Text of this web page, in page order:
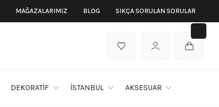
MAĞAZALARIMIZ BLOG SIKÇA SORULAN SORULAR
DEKORATİF İSTANBUL AKSESUAR